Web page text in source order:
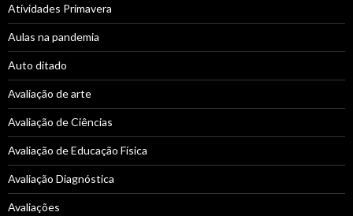
Atividades Primavera
Aulas na pandemia
Auto ditado
Avaliação de arte
Avaliação de Ciências
Avaliação de Educação Física
Avaliação Diagnóstica
Avaliações